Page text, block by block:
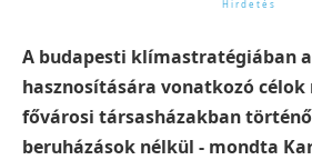
A budapesti klímastratégiában
hasznosítására vonatkozó célok
fővárosi társasházakban
beruházások nélkül - mondta